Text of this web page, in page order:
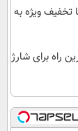
تخفیف ویژه به
راه برای شارژ